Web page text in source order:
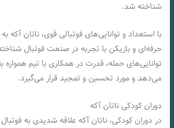
شناخته شد.
با استعداد و توانایی‌های فوتبالی قوی، ناتان آکه
حرفه‌ای و بازیکن با تجربه در صنعت فوتبال
توانایی‌های حمله، قدرت در همکاری با تیم همواره
می‌دهد و مورد تحسین و تمجید قرار می‌گیرد.
دوران کودکی ناتان آکه
در دوران کودکی، ناتان آکه علاقه شدیدی به